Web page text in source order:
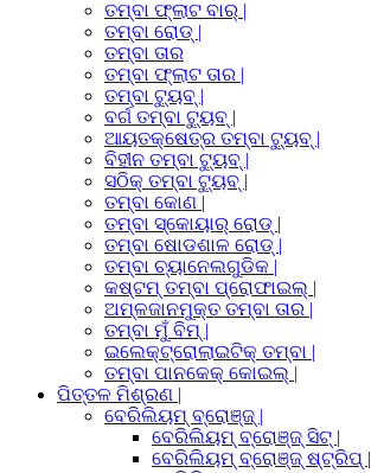
ତମ୍ବା ଫ୍ଲାଟ ବାର୍ |
ତମ୍ବା ରୋଡ୍ |
ତମ୍ବା ତାର
ତମ୍ବା ଫ୍ଲାଟ ତାର |
ତମ୍ବା ଟ୍ୟୁବ୍ |
ବର୍ଗ ତମ୍ବା ଟ୍ୟୁବ୍ |
ଆୟତକ୍ଷେତ୍ର ତମ୍ବା ଟ୍ୟୁବ୍ |
ବିହୀନ ତମ୍ବା ଟ୍ୟୁବ୍ |
ସଠିକ୍ ତମ୍ବା ଟ୍ୟୁବ୍ |
ତମ୍ବା କୋଣ |
ତମ୍ବା ସ୍କୋୟାର୍ ରୋଡ୍ |
ତମ୍ବା ଷୋଡଶାଳ ରୋଡ୍ |
ତମ୍ବା ଚ୍ୟାନେଲଗୁଡିକ |
କଷ୍ଟମ୍ ତମ୍ବା ପ୍ରୋଫାଇଲ୍ |
ଅମ୍ଳଜାନମୁକ୍ତ ତମ୍ବା ତାର |
ତମ୍ବା ମୁଁ ବିମ୍ |
ଇଲେକ୍ଟ୍ରୋଲାଇଟିକ୍ ତମ୍ବା |
ତମ୍ବା ପାନକେକ୍ କୋଇଲ୍ |
ପିତ୍ତଳ ମିଶ୍ରଣ |
ବେରିଲିୟମ୍ ବ୍ରୋଞ୍ଜ୍ |
ବେରିଲିୟମ୍ ବ୍ରୋଞ୍ଜ୍ ସିଟ୍ |
ବେରିଲିୟମ୍ ବ୍ରୋଞ୍ଜ୍ ଷ୍ଟ୍ରିପ୍ |